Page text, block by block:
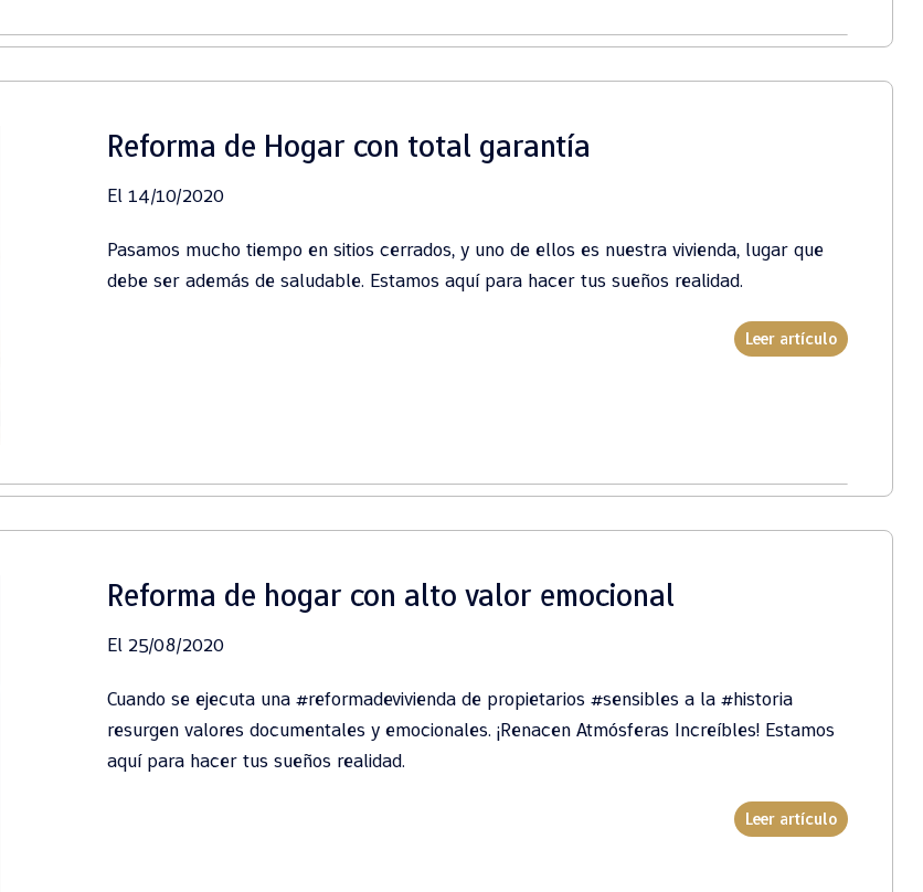
Reforma de Hogar con total garantía
El 14/10/2020
Pasamos mucho tiempo en sitios cerrados, y uno de ellos es nuestra vivienda, lugar que
debe ser además de saludable. Estamos aquí para hacer tus sueños realidad.
Leer artículo
Reforma de hogar con alto valor emocional
El 25/08/2020
Cuando se ejecuta una #reformadevivienda de propietarios #sensibles a la #historia
resurgen valores documentales y emocionales. ¡Renacen Atmósferas Increíbles! Estamos
aquí para hacer tus sueños realidad.
Leer artículo